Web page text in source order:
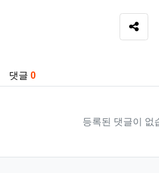
SNS
댓글 0
등록된 댓글이 없